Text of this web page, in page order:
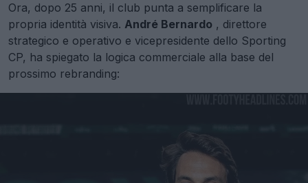
Ora, dopo 25 anni, il club punta a semplificare la
propria identità visiva. André Bernardo , direttore
strategico e operativo e vicepresidente dello Sporting
CP, ha spiegato la logica commerciale alla base del
prossimo rebranding: